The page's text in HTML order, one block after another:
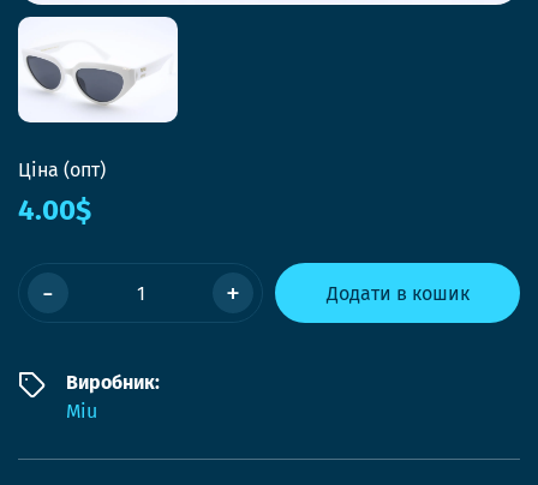
Ціна (опт)
4.00$
- + Додати в кошик
Виробник:
Miu